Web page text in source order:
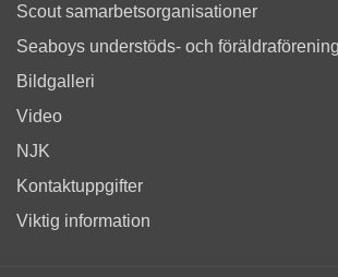
Scout samarbetsorganisationer
Seaboys understöds- och
Bildgalleri
Video
NJK
Kontaktuppgifter
Viktig information